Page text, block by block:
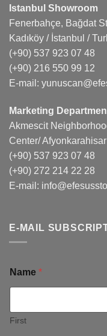
Istanbul Showroom
Fenerbahçe, Bağdat
Kadıköy / İstanbul /
(+90) 537 923 07 48
(+90) 216 550 99 12
E-mail:
Marketing
Akmescit
Center/
(+90) 537 923 07 48
(+90) 272 214 22 28
E-mail:
E-MAIL
Name *
First